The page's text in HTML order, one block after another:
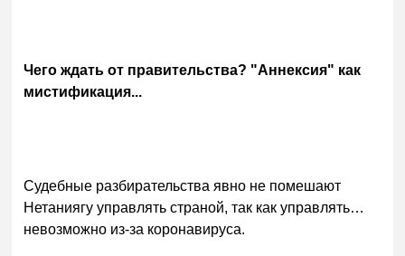
Чего ждать от правительства? "Аннексия" как
мистификация...
Судебные разбирательства явно не помешают
Нетаниягу управлять страной, так как управлять…
невозможно из-за коронавируса.